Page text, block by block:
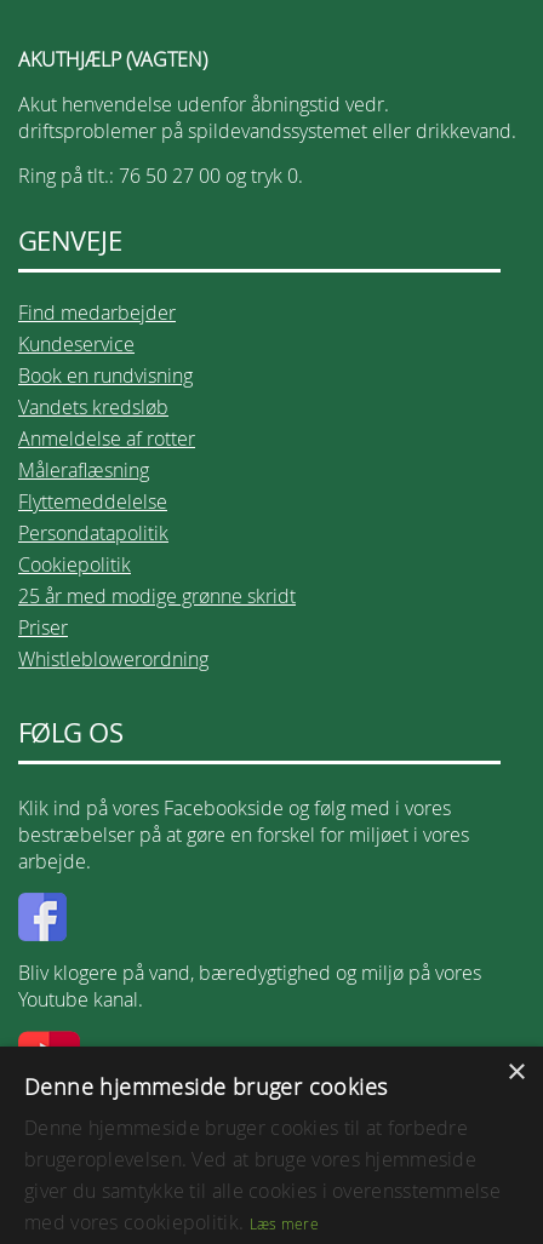
AKUTHJÆLP (VAGTEN)
Akut henvendelse udenfor åbningstid vedr.
driftsproblemer på spildevandssystemet eller drikkevand.
Ring på tlt.: 76 50 27 00 og tryk 0.
GENVEJE
Find medarbejder
Kundeservice
Book en rundvisning
Vandets kredsløb
Anmeldelse af rotter
Måleraflæsning
Flyttemeddelelse
Persondatapolitik
Cookiepolitik
25 år med modige grønne skridt
Priser
Whistleblowerordning
FØLG OS
Klik ind på vores Facebookside og følg med i vores
bestræbelser på at gøre en forskel for miljøet i vores
arbejde.
Bliv klogere på vand, bæredygtighed og miljø på vores
Youtube kanal.
×
Denne hjemmeside bruger cookies
Denne hjemmeside bruger cookies til at forbedre
brugeroplevelsen. Ved at bruge vores hjemmeside
giver du samtykke til alle cookies i overensstemmelse
med vores cookiepolitik. Læs mere